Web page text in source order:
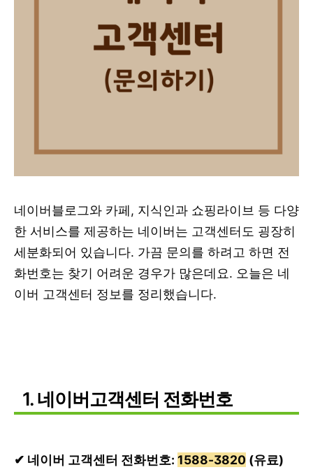
네이버블로그와 카페, 지식인과 쇼핑라이브 등 다양
한 서비스를 제공하는 네이버는 고객센터도 굉장히
세분화되어 있습니다. 가끔 문의를 하려고 하면 전
화번호는 찾기 어려운 경우가 많은데요. 오늘은 네
이버 고객센터 정보를 정리했습니다.
1. 네이버고객센터 전화번호
✔ 네이버 고객센터 전화번호: 1588-3820 (유료)